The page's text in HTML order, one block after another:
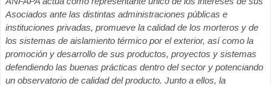
Asociados ante las distintas administraciones públicas e
instituciones privadas, promueve la calidad de los morteros y de
los sistemas de aislamiento térmico por el exterior, así como la
promoción y desarrollo de sus productos, proyectos y sistemas
defendiendo las buenas prácticas dentro del sector y potenciando
un observatorio de calidad del producto. Junto a ellos, la